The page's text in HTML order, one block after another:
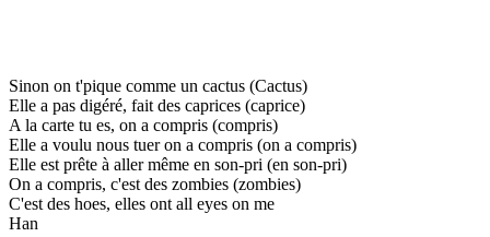
Sinon on t'pique comme un cactus (Cactus)
Elle a pas digéré, fait des caprices (caprice)
A la carte tu es, on a compris (compris)
Elle a voulu nous tuer on a compris (on a compris)
Elle est prête à aller même en son-pri (en son-pri)
On a compris, c'est des zombies (zombies)
C'est des hoes, elles ont all eyes on me
Han